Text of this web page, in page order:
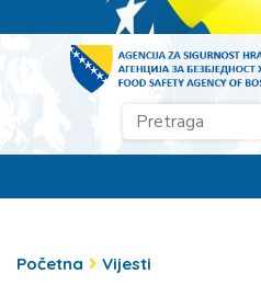
Početna Vijesti